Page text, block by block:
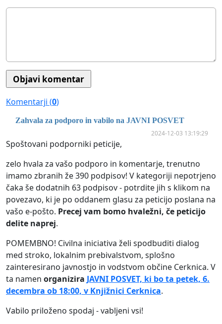
Komentarji (0)
Zahvala za podporo in vabilo na JAVNI POSVET
2024-12-03 13:19:29
Spoštovani podporniki peticije,
zelo hvala za vašo podporo in komentarje, trenutno
imamo zbranih že 390 podpisov! V kategoriji nepotrjeno
čaka še dodatnih 63 podpisov - potrdite jih s klikom na
povezavo, ki je po oddanem glasu za peticijo poslana na
vašo e-pošto. Precej vam bomo hvaležni, če peticijo
delite naprej.
POMEMBNO! Civilna iniciativa želi spodbuditi dialog
med stroko, lokalnim prebivalstvom, splošno
zainteresirano javnostjo in vodstvom občine Cerknica. V
ta namen organizira JAVNI POSVET, ki bo ta petek, 6.
decembra ob 18:00, v Knjižnici Cerknica.
Vabilo priloženo spodaj - vabljeni vsi!